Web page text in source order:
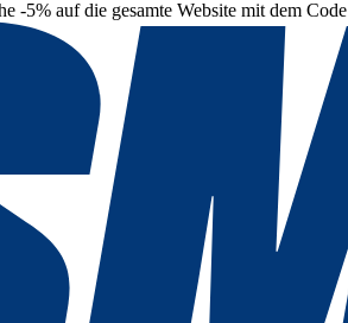
-5% auf die gesamte Website mit dem Code